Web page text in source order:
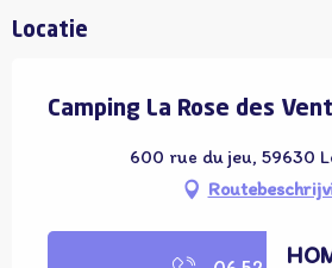
Locatie
Camping La Rose des
600 rue du jeu, 59630